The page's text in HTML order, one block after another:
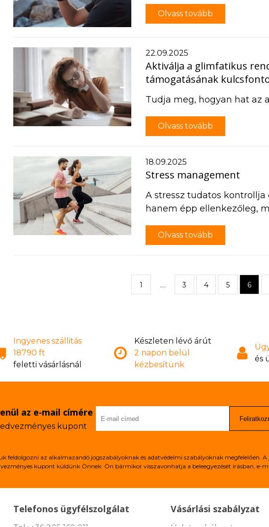
Olvass tovább
22.09.2025
Aktiválja a glimfatikus
támogatásának
Tudja meg, hogyan hat az
Olvass tovább
18.09.2025
Stress management
A stressz tudatos kontrollja
hanem épp ellenkezőleg,
Olvass tovább
1 … 3 4 5 6
Ingyenes szállitás
18790 ft
feletti vásárlásnál
Készleten lévő árút
2 napon belül
kézbesítünk
és
az e‑mail címére
kupont
feldolgozni az alkalmazandó jogszabályoknak és adatvédelmi szabályoknak megfelelően.
kupont küldünk Önnek. Ön bármikor visszavonhatja a beleegyezését írásban,
Telefonos ügyfélszolgálat Vásárlási szabályzat